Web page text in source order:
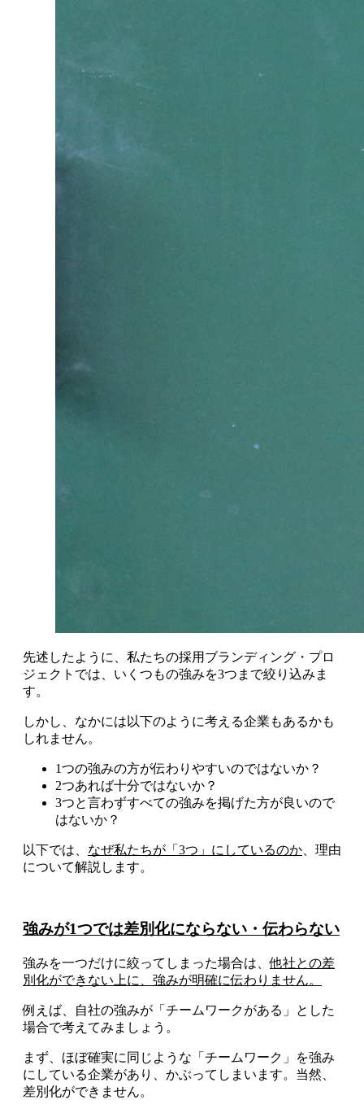
先述したように、私たちの採用ブランディング・プロ
ジェクトでは、いくつもの強みを3つまで絞り込みま
す。
しかし、なかには以下のように考える企業もあるかも
しれません。
1つの強みの方が伝わりやすいのではないか？
2つあれば十分ではないか？
3つと言わずすべての強みを掲げた方が良いので
はないか？
以下では、 なぜ私たちが「3つ」にしているのか 、理由
について解説します。
強みが1つでは差別化にならない・伝わらない
強みを一つだけに絞ってしまった場合は、他社との差
別化ができない上に、強みが明確に伝わりません。
例えば、自社の強みが「チームワークがある」とした
場合で考えてみましょう。
まず、ほぼ確実に同じような「チームワーク」を強み
にしている企業があり、かぶってしまいます。当然、
差別化ができません。